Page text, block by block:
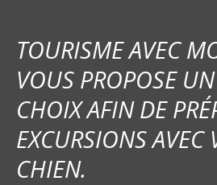
TOURISME AVEC
VOUS PROPOSE
CHOIX AFIN DE
EXCURSIONS AVEC
CHIEN.